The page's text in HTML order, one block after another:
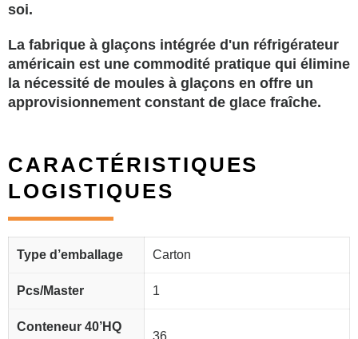
soi.
La fabrique à glaçons intégrée d'un réfrigérateur
américain est une commodité pratique qui élimine
la nécessité de moules à glaçons en offre un
approvisionnement constant de glace fraîche.
CARACTÉRISTIQUES
LOGISTIQUES
Type d’emballage Carton
Pcs/Master 1
Conteneur 40’HQ
36